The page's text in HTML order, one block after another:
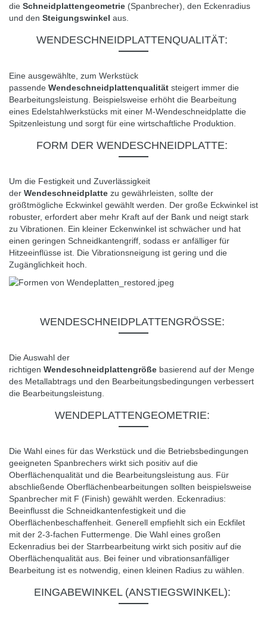
die Schneidplattengeometrie (Spanbrecher), den Eckenradius
und den Steigungswinkel aus.
WENDESCHNEIDPLATTENQUALITÄT:
Eine ausgewählte, zum Werkstück
passende Wendeschneidplattenqualität steigert immer die
Bearbeitungsleistung.
Beispielsweise erhöht die Bearbeitung
eines Edelstahlwerkstücks mit einer M-Wendeschneidplatte die
Spitzenleistung und sorgt für eine wirtschaftliche Produktion.
FORM DER WENDESCHNEIDPLATTE:
Um die Festigkeit und Zuverlässigkeit
der Wendeschneidplatte zu gewährleisten, sollte der
größtmögliche Eckwinkel gewählt werden.
Der große Eckwinkel ist
robuster, erfordert aber mehr Kraft auf der Bank und neigt stark
zu Vibrationen.
Ein kleiner Eckenwinkel ist schwächer und hat
einen geringen Schneidkantengriff, sodass er anfälliger für
Hitzeeinflüsse ist. Die Vibrationsneigung ist gering und die
Zugänglichkeit hoch.
WENDESCHNEIDPLATTENGRÖSSE :
Die Auswahl der
richtigen Wendeschneidplattengröße basierend auf der Menge
des Metallabtrags und den Bearbeitungsbedingungen verbessert
die Bearbeitungsleistung.
WENDEPLATTENGEOMETRIE:
Die Wahl eines für das Werkstück und die Betriebsbedingungen
geeigneten Spanbrechers wirkt sich positiv auf die
Oberflächenqualität und die Bearbeitungsleistung aus. Für
abschließende Oberflächenbearbeitungen sollten beispielsweise
Spanbrecher mit F (Finish) gewählt werden.
Eckenradius:
Beeinflusst die Schneidkantenfestigkeit und die
Oberflächenbeschaffenheit. Generell empfiehlt sich ein Eckfilet
mit der 2-3-fachen Futtermenge. Die Wahl eines großen
Eckenradius bei der Starrbearbeitung wirkt sich positiv auf die
Oberflächenqualität aus. Bei feiner und vibrationsanfälliger
Bearbeitung ist es notwendig, einen kleinen Radius zu wählen.
EINGABEWINKEL (ANSTIEGSWINKEL):